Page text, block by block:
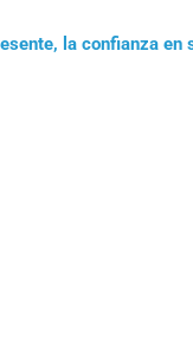
la confianza en